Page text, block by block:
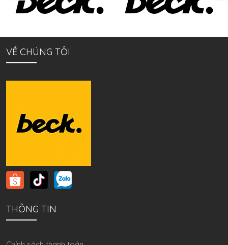
VỀ CHÚNG TÔI
THÔNG TIN